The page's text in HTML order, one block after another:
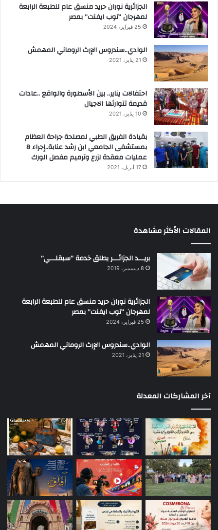
الجزائرية نوران حريد منسق عام للطبعة الرابعة
لمهرجان “توب ايفنت” بمصر
25 فبراير، 2024
الوادي..سندروس الإرث الروماني المهمش
21 يناير، 2021
احتفالات يناير.. بين الأسطورة والواقع ..عادات
قديمة تتوارثها الاجيال
10 يناير، 2021
بقيادة الفريق الطبي لمصلحة جراحة العظام
بمستشفى الجامعي ابن رشد عنابة..إجراء 8
عمليات معقدة لزرع وترميم مفصل الورك
17 أبريل، 2021
المقالات الأكثر مشاهدة
بريـــد الجزائـــر يطلق خدمة “سبقلـــي”
8 ديسمبر، 2019
الجزائرية نوران حريد منسق عام للطبعة الرابعة
لمهرجان “توب ايفنت” بمصر
25 فبراير، 2024
الوادي..سندروس الإرث الروماني المهمش
21 يناير، 2021
آخر المشاركات المعدلة